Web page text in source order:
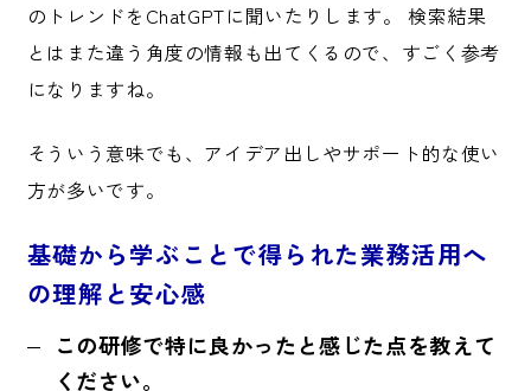
のトレンドをChatGPTに聞いたりします。 検索結果
とはまた違う角度の情報も出てくるので、すごく参考
になりますね。
そういう意味でも、アイデア出しやサポート的な使い
方が多いです。
基礎から学ぶことで得られた業務活用へ
の理解と安心感
この研修で特に良かったと感じた点を教えて
ください。